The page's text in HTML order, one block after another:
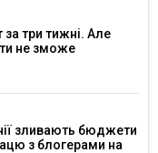
три тижні. Але
не зможе
зливають бюджети
з блогерами на